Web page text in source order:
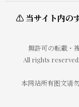
⚠ 当サイト内の
無許可の転載・
All rights
本网站所有图文请